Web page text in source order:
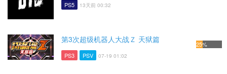
PS5 13天前 00:32
第3次超级机器人大战Ｚ 天狱篇
PS3 PSV 07-19 01:02
25%